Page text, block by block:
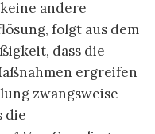
andere
folgt aus dem
dass die
ergreifen
zwangsweise
die